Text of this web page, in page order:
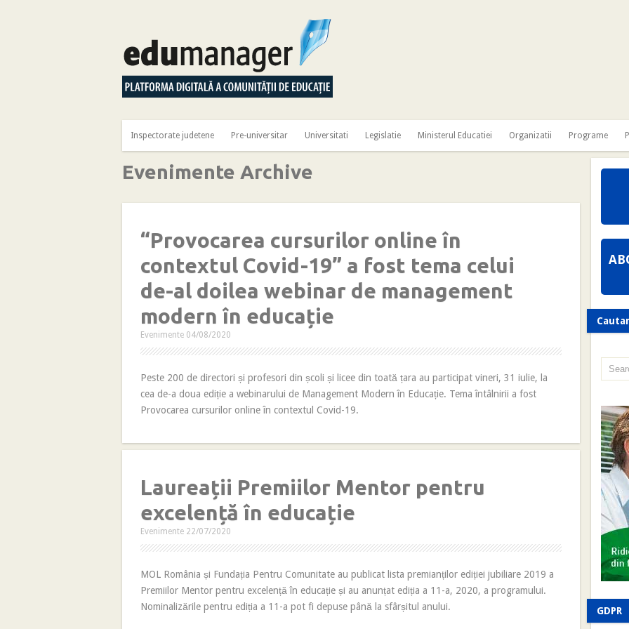
Inspectorate judetene Pre-universitar Universitati Legislatie Ministerul Educatiei Organizatii Programe
Evenimente Archive
“Provocarea cursurilor online în
contextul Covid-19” a fost tema celui
de-al doilea webinar de management
modern în educație
Evenimente 04/08/2020
Peste 200 de directori și profesori din școli și licee din toată țara au participat vineri, 31 iulie, la
cea de-a doua ediție a webinarului de Management Modern în Educație. Tema întâlnirii a fost
Provocarea cursurilor online în contextul Covid-19.
Laureații Premiilor Mentor pentru
excelență în educație
Evenimente 22/07/2020
MOL România și Fundația Pentru Comunitate au publicat lista premianților ediției jubiliare 2019 a
Premiilor Mentor pentru excelență în educație și au anunțat ediția a 11-a, 2020, a programului.
Nominalizările pentru ediția a 11-a pot fi depuse până la sfârșitul anului.
GDPR